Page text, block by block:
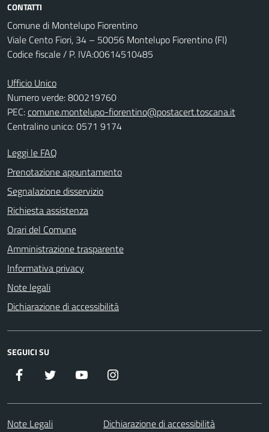
CONTATTI
Comune di Montelupo Fiorentino
Viale Cento Fiori, 34 – 50056 Montelupo Fiorentino (FI)
Codice fiscale / P. IVA:00614510485
Ufficio Unico
Numero verde: 800219760
PEC:comune.montelupo-fiorentino@postacert.toscana.it
Centralino unico: 0571 9174
Leggi le FAQ
Prenotazione appuntamento
Segnalazione disservizio
Richiesta assistenza
Orari del Comune
Amministrazione trasparente
Informativa privacy
Note legali
Dichiarazione di accessibilità
SEGUICI SU
Facebook Twitter Youtube
Note Legali Dichiarazione di accessibilità